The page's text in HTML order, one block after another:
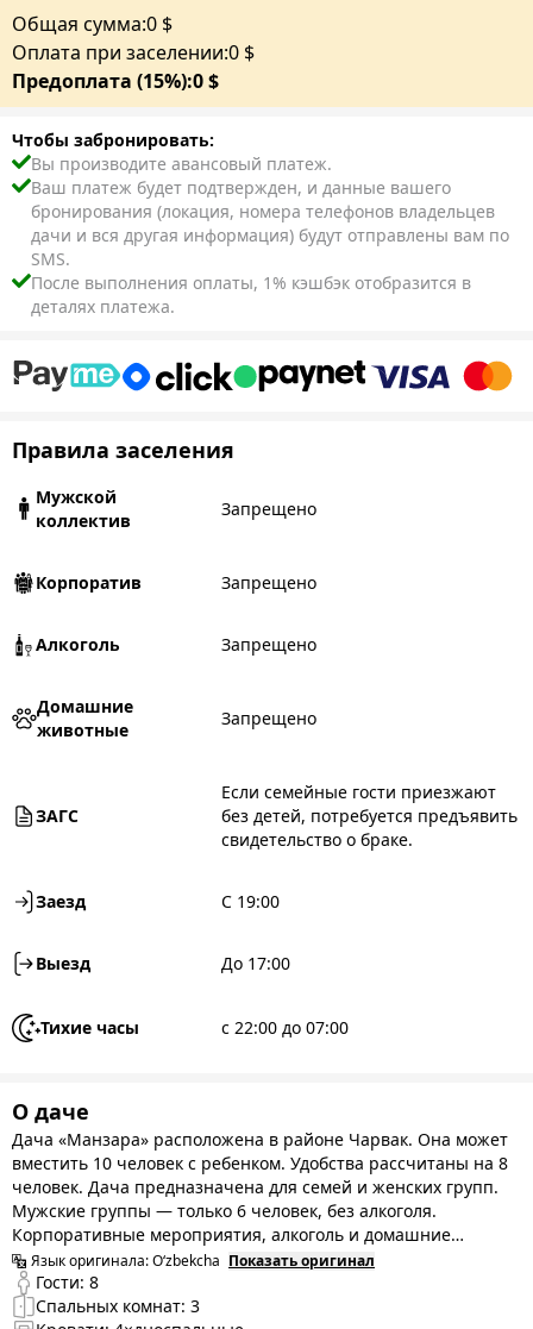
Общая сумма:0 $
Оплата при заселении:0 $
Предоплата (15%):0$
Чтобы забронировать:
Вы производите авансовый платеж.
Ваш платеж будет подтвержден, и данные вашего
бронирования (локация, номера телефонов владельцев
дачи и вся другая информация) будут отправлены вам по
SMS.
После выполнения оплаты, 1% кэшбэк отобразится в
деталях платежа.
Правила заселения
Мужской
коллектив
Запрещено
Корпоратив Запрещено
Алкоголь Запрещено
Домашние
животные
Запрещено
ЗАГС
Если семейные гости приезжают
без детей, потребуется предъявить
свидетельство о браке.
Заезд С 19:00
Выезд До 17:00
Тихие часы с 22:00 до 07:00
О даче
Дача «Манзара» расположена в районе Чарвак. Она может
вместить 10 человек с ребенком. Удобства рассчитаны на 8
человек. Дача предназначена для семей и женских групп.
Мужские группы — только 6 человек, без алкоголя.
Корпоративные мероприятия, алкоголь и домашние
животные не допускаются. Для удобства гостей
предусмотрены дополнительные удобства, такие как:
финская сауна, PlayStation, караоке, Wi-Fi, настольный
Язык оригинала:O‘zbekcha Показать оригинал
Гости: 8
Спальных комнат: 3